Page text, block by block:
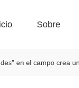
Sobre
en el campo crea